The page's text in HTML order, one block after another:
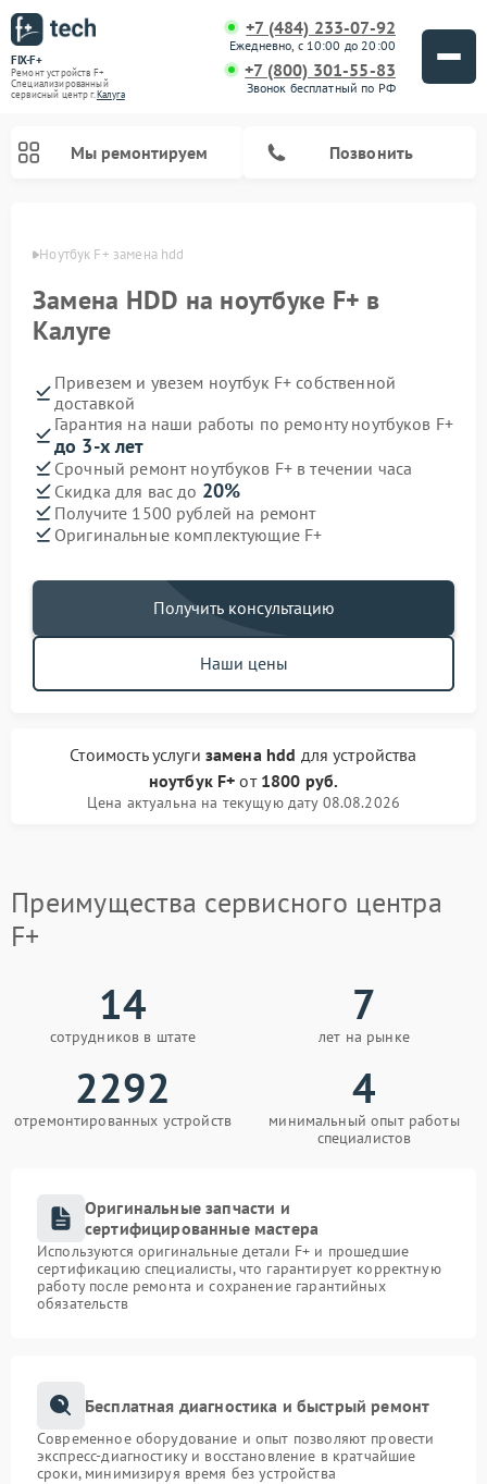
FIX-F+
Ремонт устройств F+
Специализированный
cервисный центр г.Калуга
+7 (484) 233-07-92
Ежедневно, с 10:00 до 20:00
+7 (800) 301-55-83
Звонок бесплатный по РФ
Мы ремонтируем Позвонить
Ноутбук F+ замена hdd
Замена HDD на ноутбуке F+ в
Калуге
Привезем и увезем ноутбук F+ собственной
доставкой
Гарантия на наши работы по ремонту ноутбуков F+
до 3-х лет
Срочный ремонт ноутбуков F+ в течении часа
Скидка для вас до 20%
Получите 1500 рублей на ремонт
Оригинальные комплектующие F+
Получить консультацию
Наши цены
Стоимость услуги замена hdd для устройства
ноутбук F+ от 1800 руб.
Цена актуальна на текущую дату 08.08.2026
Преимущества сервисного центра
F+
14
сотрудников в штате
7
лет на рынке
2292
отремонтированных устройств
4
минимальный опыт работы
специалистов
Оригинальные запчасти и
сертифицированные мастера
Используются оригинальные детали F+ и прошедшие
сертификацию специалисты, что гарантирует корректную
работу после ремонта и сохранение гарантийных
обязательств
Бесплатная диагностика и быстрый ремонт
Современное оборудование и опыт позволяют провести
экспресс-диагностику и восстановление в кратчайшие
сроки, минимизируя время без устройства